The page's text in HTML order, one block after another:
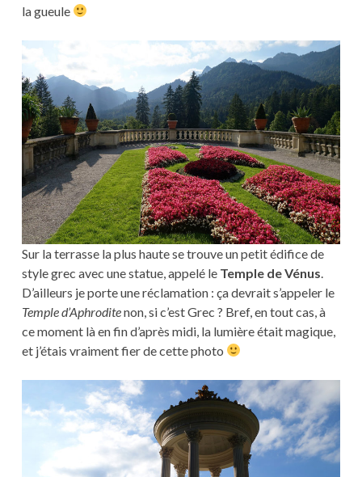
la gueule
Sur la terrasse la plus haute se trouve un petit édifice de
style grec avec une statue, appelé le Temple de Vénus
D’ailleurs je porte une réclamation : ça devrait s’appeler le
Temple d’Aphroditenon, si c’est Grec ? Bref, en tout cas, à
ce moment là en fin d’après midi, la lumière était magique,
et j’étais vraiment fier de cette photo